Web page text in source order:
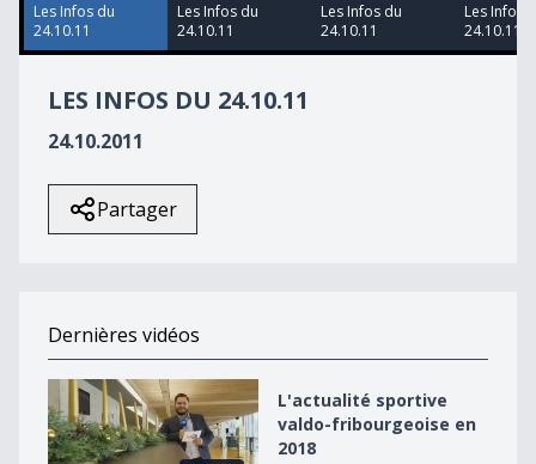
46
seconds
Les Infos du
24.10.11
Les Infos du
24.10.11
Les Infos du
24.10.11
Les Infos
24.10.11
LES INFOS DU 24.10.11
24.10.2011
Partager
Dernières vidéos
L&#039;actualité sportive valdo-fribourgeoise en 2018
L'actualité sportive
valdo-fribourgeoise en
2018